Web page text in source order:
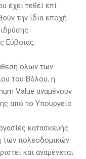
έχει τεθεί επί
την ίδια εποχή
Εύβοιας.
όλων των
του Βόλου, η
Value αναμένουν
από το Υπουργείο
κατασκευής
των πολεοδομικών
και αναμένεται